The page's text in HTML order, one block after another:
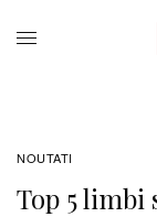
NOUTATI
Top 5 limbi